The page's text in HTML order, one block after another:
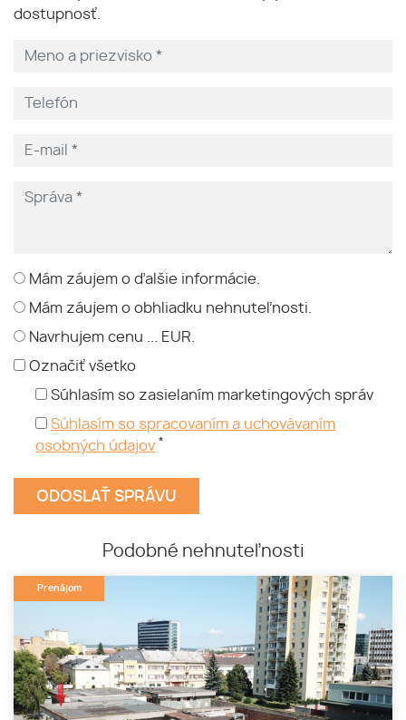
dostupnosť.
Mám záujem o ďalšie informácie.
Mám záujem o obhliadku nehnuteľnosti.
Navrhujem cenu ... EUR.
Označiť všetko
Súhlasím so zasielaním marketingových správ
Súhlasím so spracovaním a uchovávaním
osobných údajov *
Podobné nehnuteľnosti
Prenájom